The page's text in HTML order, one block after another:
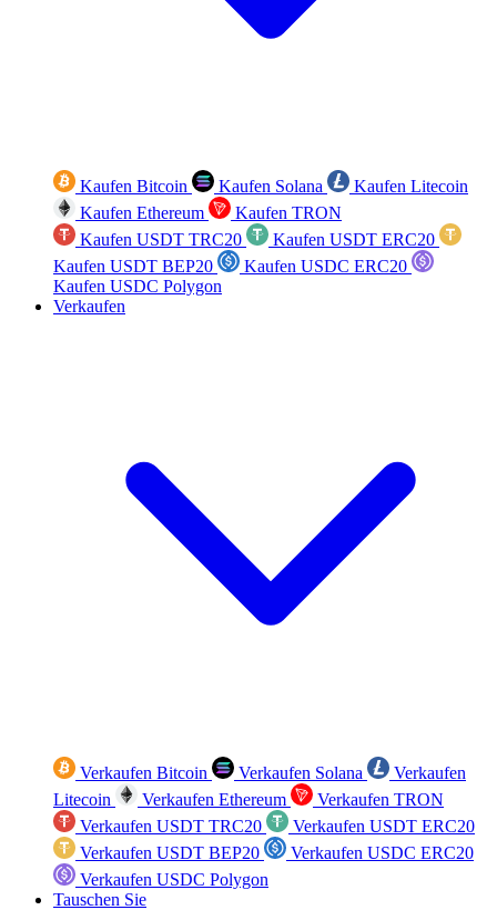
Kaufen Bitcoin Kaufen Solana
Kaufen Litecoin
Kaufen Ethereum
Kaufen TRON
Kaufen USDT TRC20
Kaufen USDT ERC20
Kaufen USDT BEP20
Kaufen USDC ERC20
Kaufen USDC Polygon
Verkaufen
Verkaufen Bitcoin Verkaufen Solana
Verkaufen
Litecoin
Verkaufen Ethereum
Verkaufen TRON
Verkaufen USDT TRC20
Verkaufen USDT ERC20
Verkaufen USDT BEP20
Verkaufen USDC ERC20
Verkaufen USDC Polygon
Tauschen Sie